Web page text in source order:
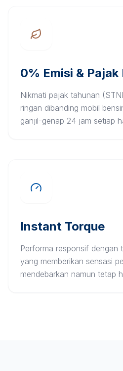
0% Emisi & Pajak
Nikmati pajak tahunan
ringan dibanding mobil
ganjil-genap 24 jam setiap
Instant Torque
Performa responsif dengan
yang memberikan sensasi
mendebarkan namun tetap